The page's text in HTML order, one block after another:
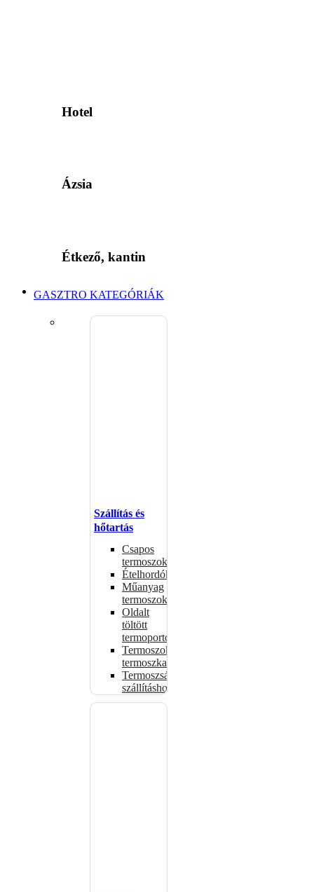
Hotel
Ázsia
Étkező, kantin
GASZTRO KATEGÓRIÁK
Szállítás és
hőtartás
Csapos
termoszok
Ételhordók
Műanyag
termoszok
Oldalt
töltött
termoportok
Termoszok,
termoszkannák
Termoszsákok
szállításhoz